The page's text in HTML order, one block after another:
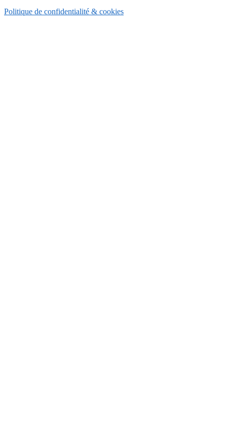
Politique de confidentialité & cookies